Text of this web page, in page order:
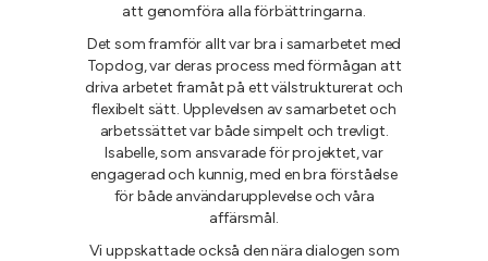
att genomföra alla förbättringarna.
Det som framför allt var bra i samarbetet med
Topdog, var deras process med förmågan att
driva arbetet framåt på ett välstrukturerat och
flexibelt sätt. Upplevelsen av samarbetet och
arbetssättet var både simpelt och trevligt.
Isabelle, som ansvarade för projektet, var
engagerad och kunnig, med en bra förståelse
för både användarupplevelse och våra
affärsmål.
Vi uppskattade också den nära dialogen som